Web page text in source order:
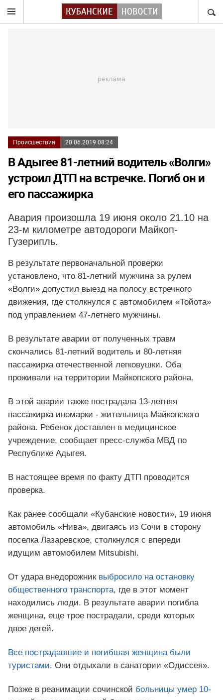
Происшествия 20.06.2019 08:24
В Адыгее 81-летний водитель «Волги»
устроил ДТП на встречке. Погиб он и
его пассажирка
Авария произошла 19 июня около 21.10 на
23-м километре автодороги Майкоп-
Гузерипль.
В результате первоначальной проверки
установлено, что 81-летний мужчина за рулем
«Волги» допустил выезд на полосу встречного
движения, где столкнулся с автомобилем «Тойота»
под управлением 47-летнего мужчины.
В результате аварии от полученных травм
скончались 81-летний водитель и 80-летняя
пассажирка отечественной легковушки. Оба
проживали на территории Майкопского района.
В этой аварии также пострадала 13-летняя
пассажирка иномарки - жительница Майкопского
района. Ребенок доставлен в медицинское
учреждение, сообщает пресс-служба МВД по
Республике Адыгея.
В настоящее время по факту ДТП проводится
проверка.
Как ранее сообщали «Кубанские новости», 19 июня
автомобиль «Нива», двигаясь из Сочи в сторону
поселка Лазаревское, столкнулся с впереди
идущим автомобилем Mitsubishi.
От удара внедорожник выбросило на остановку
общественного транспорта, где в этот момент
находились люди. В результате аварии погибла
женщина, еще трое пострадали, среди которых
двое детей.
Все пострадавшие и погибшая женщина были
туристами. Они отдыхали в санатории «Одиссея».
Позже в реанимации сочинской больницы умер 10-